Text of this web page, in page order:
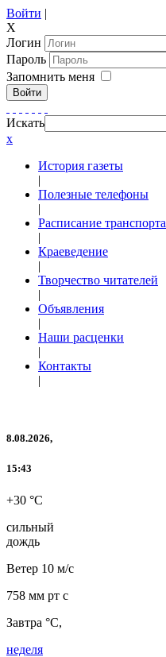
Войти |
X
Логин
Пароль
Запомнить меня
Войти
Искать
x
История газеты
|
Полезные телефоны
|
Расписание транспорта
|
Краеведение
|
Творчество читателей
|
Объявления
|
Наши расценки
|
Контакты
|
8.08.2026,
15:43
+30 °C
сильный
дождь
Ветер 10 м/с
758 мм рт с
Завтра °C,
неделя